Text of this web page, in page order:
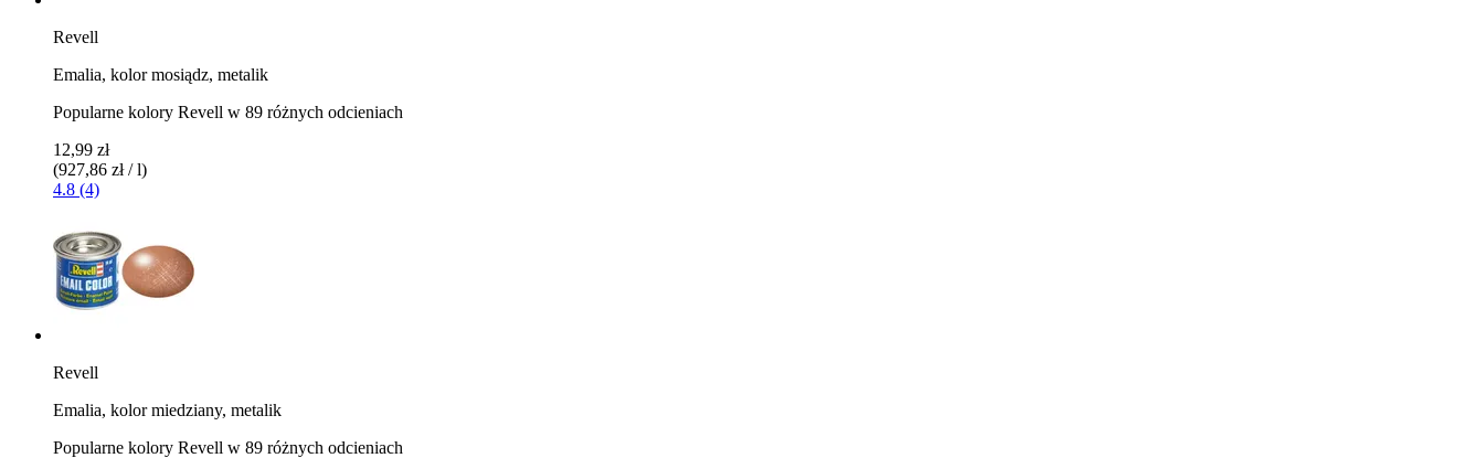
Revell
Emalia, kolor mosiądz, metalik
Popularne kolory Revell w 89 różnych odcieniach
12,99 zł
(927,86 zł / l)
4.8 (4)
Revell
Emalia, kolor miedziany, metalik
Popularne kolory Revell w 89 różnych odcieniach